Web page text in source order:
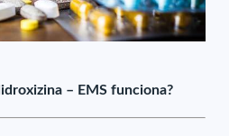
– EMS funciona?